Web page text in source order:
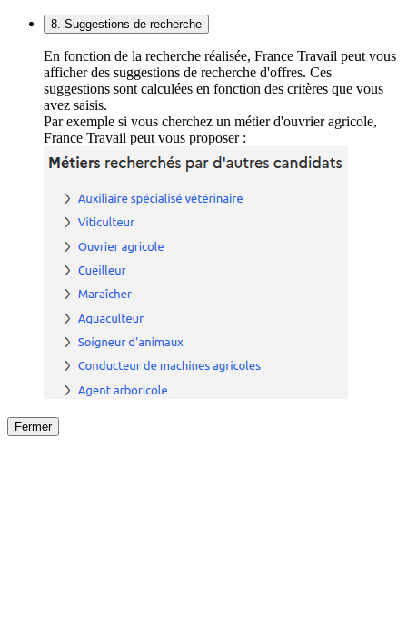
8. Suggestions de recherche
En fonction de la recherche réalisée, France Travail peut vous
afficher des suggestions de recherche d'offres. Ces
suggestions sont calculées en fonction des critères que vous
avez saisis.
Par exemple si vous cherchez un métier d'ouvrier agricole,
France Travail peut vous proposer :
Fermer